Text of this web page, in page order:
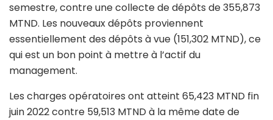
semestre, contre une collecte de dépôts de 355,873
MTND. Les nouveaux dépôts proviennent
essentiellement des dépôts à vue (151,302 MTND), ce
qui est un bon point à mettre à l’actif du
management.
Les charges opératoires ont atteint 65,423 MTND fin
juin 2022 contre 59,513 MTND à la même date de